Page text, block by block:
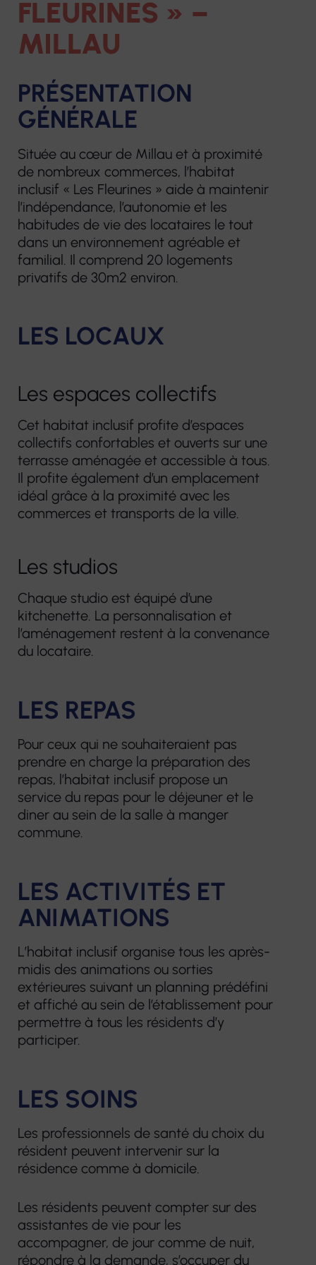
Centres de
infirmiers
Hospitalisation
à domicile
Centres de
santé dentaire
Centres
optiques
Écouter
Voir
Centres
d'audition
Écouter
Voir
prothèses
Pharmacie
Matériel
médical
domicile
éop la
Crèche
Service Mandataire
Judiciaire à la
Protection des
Majeurs
d’accompagnement
aidants
Centre de
Ressources
Territorial
Hébergements
temporaires
Habitats
inclusifs
Vilâmo
VAE
Notre construction et nos projets
FLEURINES » –
MILLAU
PRÉSENTATION
GÉNÉRALE
Située au cœur de Millau et à proximité
de nombreux commerces, l’habitat
inclusif « Les Fleurines » aide à maintenir
l’indépendance, l’autonomie et les
habitudes de vie des locataires le tout
dans un environnement agréable et
familial. Il comprend 20 logements
privatifs de 30m2 environ.
LES LOCAUX
Les espaces collectifs
Cet habitat inclusif profite d’espaces
collectifs confortables et ouverts sur une
terrasse aménagée et accessible à tous.
Il profite également d’un emplacement
idéal grâce à la proximité avec les
commerces et transports de la ville.
Les studios
Chaque studio est équipé d’une
kitchenette. La personnalisation et
l’aménagement restent à la convenance
du locataire.
LES REPAS
Pour ceux qui ne souhaiteraient pas
prendre en charge la préparation des
repas, l’habitat inclusif propose un
service du repas pour le déjeuner et le
diner au sein de la salle à manger
commune.
LES ACTIVITÉS ET
ANIMATIONS
L’habitat inclusif organise tous les après-
midis des animations ou sorties
extérieures suivant un planning prédéfini
et affiché au sein de l’établissement pour
permettre à tous les résidents d’y
participer.
LES SOINS
Les professionnels de santé du choix du
résident peuvent intervenir sur la
résidence comme à domicile.
Les résidents peuvent compter sur des
assistantes de vie pour les
accompagner, de jour comme de nuit,
répondre à la demande, s’occuper du